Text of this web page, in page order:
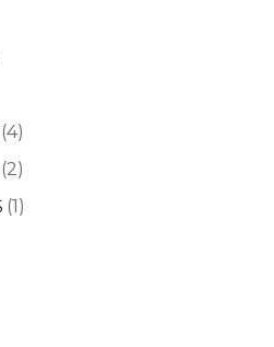
(1)